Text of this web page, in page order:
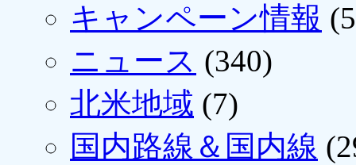
キャンペーン情報
ニュース (340)
北米地域 (7)
国内路線＆国内線